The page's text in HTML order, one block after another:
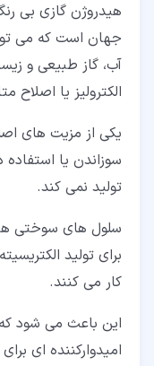
هیدروژن گازی بی
جهان است که می
آب، گاز طبیعی و
الکترولیز یا اصلاح
یکی از مزیت های
سوزاندن یا استفاده
تولید نمی کند.
سلول های سوختی
برای تولید
کار می کنند.
این باعث می شود
امیدوارکننده ای